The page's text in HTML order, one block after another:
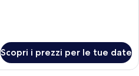
Scopri i prezzi per le tue date